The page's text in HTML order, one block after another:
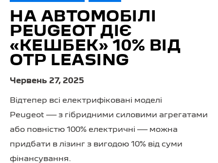
НА АВТОМОБІЛІ
PEUGEOT ДІЄ
«КЕШБЕК» 10% ВІД
OTP LEASING
Червень 27, 2025
Відтепер всі електрифіковані моделі
Peugeot — з гібридними силовими агрегатами
або повністю 100% електричні — можна
придбати в лізинг з вигодою 10% від суми
фінансування.